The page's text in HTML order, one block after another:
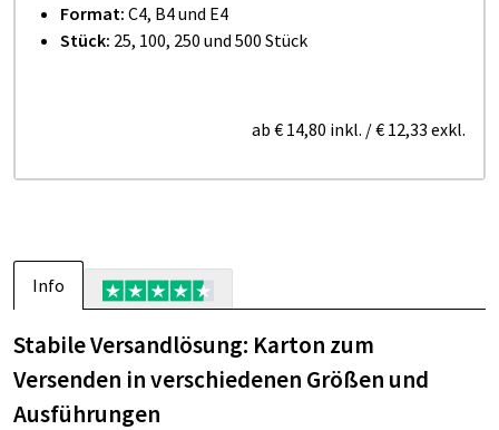
Format: C4, B4 und E4
Stück: 25, 100, 250 und 500 Stück
ab € 14,80 inkl. /€ 12,33 exkl.
Info
Stabile Versandlösung: Karton zum
Versenden in verschiedenen Größen und
Ausführungen